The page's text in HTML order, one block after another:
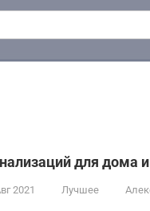
для дома
2021 Лучшее